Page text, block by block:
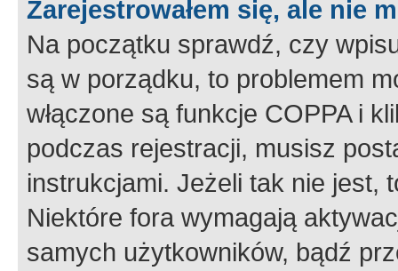
Zarejestrowałem się, ale nie
Na początku sprawdź, czy
są w porządku, to problemem
włączone są funkcje COPPA i
podczas rejestracji, musisz
instrukcjami. Jeżeli tak nie jest,
Niektóre fora wymagają
samych użytkowników, bądź